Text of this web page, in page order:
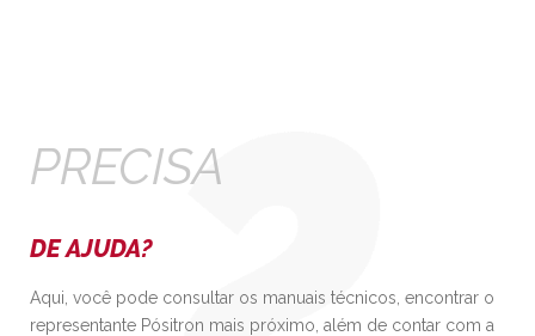
PRECISA
DE AJUDA?
Aqui, você pode consultar os manuais técnicos, encontrar o
representante Pósitron mais próximo, além de contar com a